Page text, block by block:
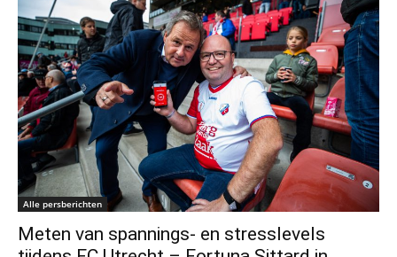
Alle persberichten
Meten van spannings- en stresslevels